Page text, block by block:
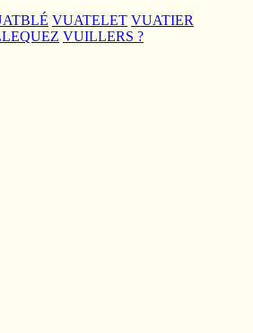
VUATELET VUATIER
VUILLERS ?